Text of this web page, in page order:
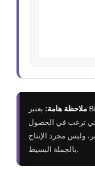
ملاحظة هامة: يعتبر Billoomi Fashion خيارًا جيدًا في
التي ترغب في الحصول
وليس مجرد الإنتاج
بالجملة البسيط.